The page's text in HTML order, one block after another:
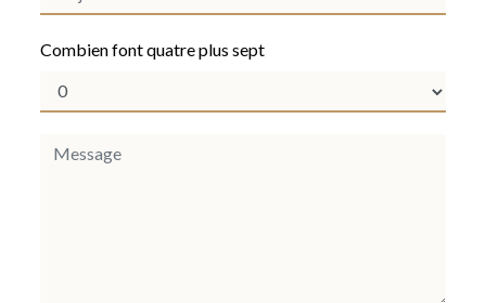
Combien font quatre plus sept